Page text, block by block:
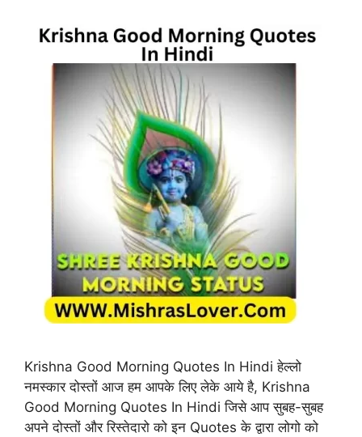
Krishna Good Morning Quotes In Hindi हेल्लो
नमस्कार दोस्तों आज हम आपके लिए लेके आये है, Krishna
Good Morning Quotes In Hindi जिसे आप सुबह-सुबह
अपने दोस्तों और रिस्तेदारो को इन Quotes के द्वारा लोगो को